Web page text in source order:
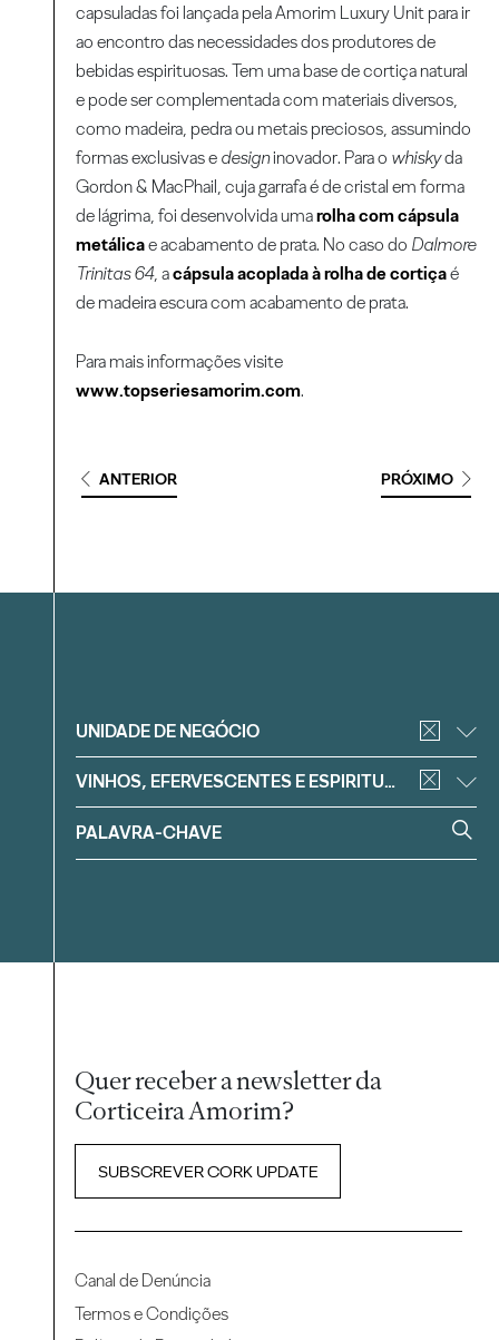
capsuladas foi lançada pela Amorim Luxury Unit para ir
ao encontro das necessidades dos produtores de
bebidas espirituosas. Tem uma base de cortiça natural
e pode ser complementada com materiais diversos,
como madeira, pedra ou metais preciosos, assumindo
formas exclusivas e designinovador. Para o whiskyda
Gordon & MacPhail, cuja garrafa é de cristal em forma
de lágrima, foi desenvolvida umarolha com cápsula
metálicae acabamento de prata. No caso do Dalmore
Trinitas 64, acápsula acoplada à rolha de cortiçaé
de madeira escura com acabamento de prata.
Para mais informações visite
www.topseriesamorim.com.
ANTERIOR PRÓXIMO
Filtrar
UNIDADE DE NEGÓCIO
VINHOS, EFERVESCENTES E ESPIRITUOSOS
Quer receber a newsletter da
Corticeira Amorim?
SUBSCREVER CORK UPDATE
Canal de Denúncia
Termos e Condições